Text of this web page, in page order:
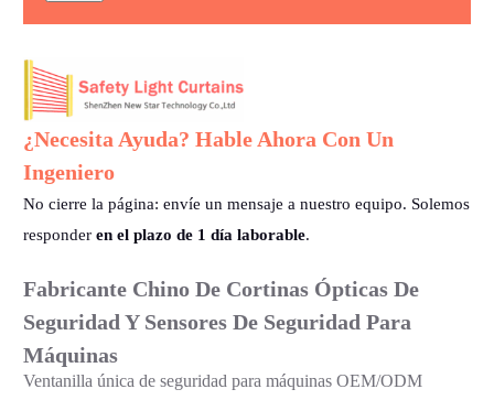
¿Necesita Ayuda? Hable Ahora Con Un
Ingeniero
No cierre la página: envíe un mensaje a nuestro equipo. Solemos
responderen el plazo de 1 día laborable.
Fabricante Chino De Cortinas Ópticas De
Seguridad Y Sensores De Seguridad Para
Máquinas
Ventanilla única de seguridad para máquinas OEM/ODM